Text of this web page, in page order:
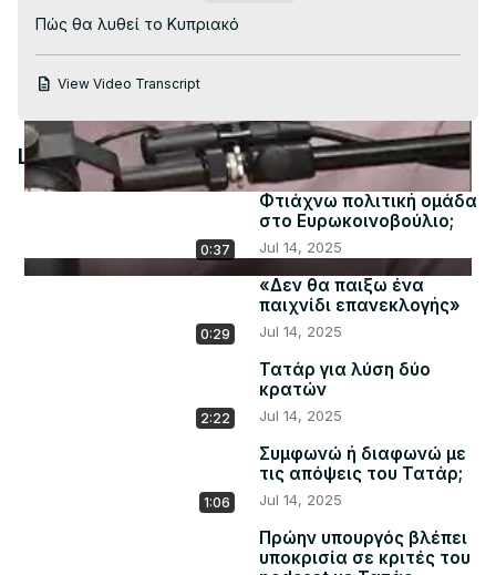
Πώς θα λυθεί το Κυπριακό
View Video Transcript
Latest Videos
0:37
Φτιάχνω πολιτική ομάδα
στο Ευρωκοινοβούλιο;
Jul 14, 2025
0:29
«Δεν θα παιξω ένα
παιχνίδι επανεκλογής»
Jul 14, 2025
2:22
Τατάρ για λύση δύο
κρατών
Jul 14, 2025
1:06
Συμφωνώ ή διαφωνώ με
τις απόψεις του Τατάρ;
Jul 14, 2025
Πρώην υπουργός βλέπει
υποκρισία σε κριτές του